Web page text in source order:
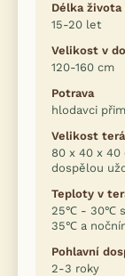
Délka
15-20 let
Velikost v
120-160 cm
Potrava
hlodavci
Velikost
80 x 40 x 40
dospělou
Teploty v
25℃ - 30℃
35℃ a
Pohlavní
2-3 roky